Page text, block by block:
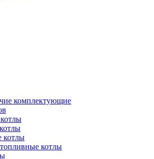
комплектующие
котлы
котлы